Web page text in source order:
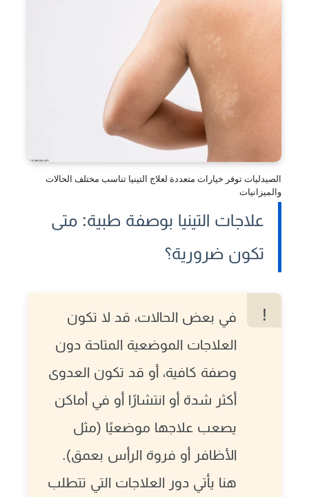
الصيدليات توفر خيارات متعددة لعلاج التينيا تناسب مختلف الحالات
والميزانيات
علاجات التينيا بوصفة طبية: متى
تكون ضرورية؟
في بعض الحالات، قد لا تكون
العلاجات الموضعية المتاحة دون
وصفة كافية، أو قد تكون العدوى
أكثر شدة أو انتشارًا أو في أماكن
يصعب علاجها موضعيًا (مثل
الأظافر أو فروة الرأس بعمق).
هنا يأتي دور العلاجات التي تتطلب